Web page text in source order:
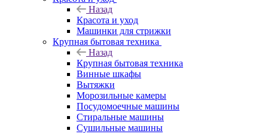
Назад
Красота и уход
Машинки для стрижки
Крупная бытовая техника
Назад
Крупная бытовая техника
Винные шкафы
Вытяжки
Морозильные камеры
Посудомоечные машины
Стиральные машины
Сушильные машины